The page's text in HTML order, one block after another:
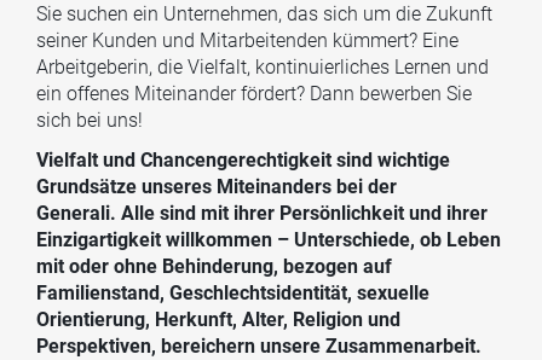
Sie suchen ein Unternehmen, das sich um die Zukunft
seiner Kunden und Mitarbeitenden kümmert? Eine
Arbeitgeberin, die Vielfalt, kontinuierliches Lernen und
ein offenes Miteinander fördert? Dann bewerben Sie
sich bei uns!
Vielfalt und Chancengerechtigkeit sind wichtige
Grundsätze unseres Miteinanders bei der
Generali. Alle sind mit ihrer Persönlichkeit und ihrer
Einzigartigkeit willkommen – Unterschiede, ob Leben
mit oder ohne Behinderung, bezogen auf
Familienstand, Geschlechtsidentität, sexuelle
Orientierung, Herkunft, Alter, Religion und
Perspektiven, bereichern unsere Zusammenarbeit.